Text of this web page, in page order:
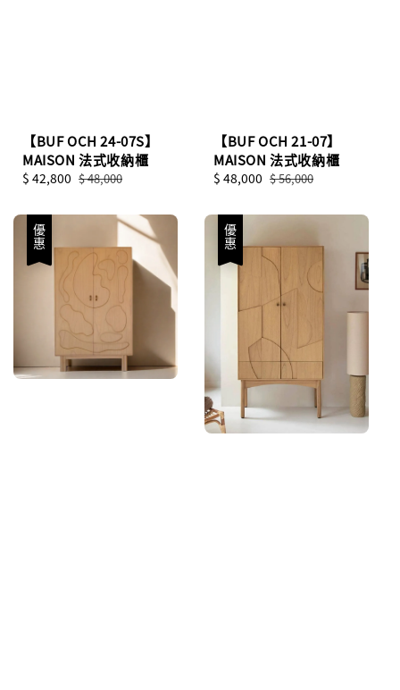
【BUF OCH 24-07S】
MAISON 法式收納櫃
Sale
$ 42,800 Regular
$ 48,000
【BUF OCH 21-07】
MAISON 法式收納櫃
Sale
$ 48,000 Regular
$ 56,000
優惠 優惠